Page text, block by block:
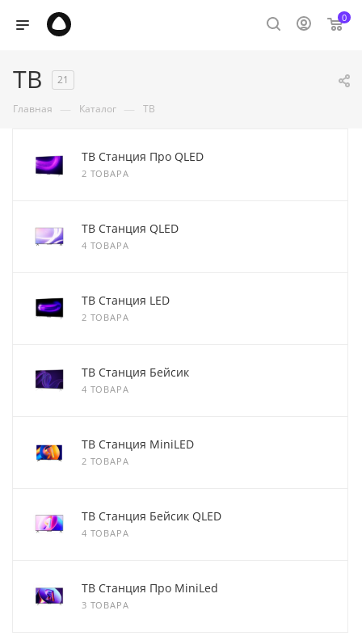
0
ТВ 21
Главная — Каталог — ТВ
ТВ Станция Про QLED
2 ТОВАРА
ТВ Станция QLED
4 ТОВАРА
ТВ Станция LED
2 ТОВАРА
ТВ Станция Бейсик
4 ТОВАРА
ТВ Станция MiniLED
2 ТОВАРА
ТВ Станция Бейсик QLED
4 ТОВАРА
ТВ Станция Про MiniLed
3 ТОВАРА